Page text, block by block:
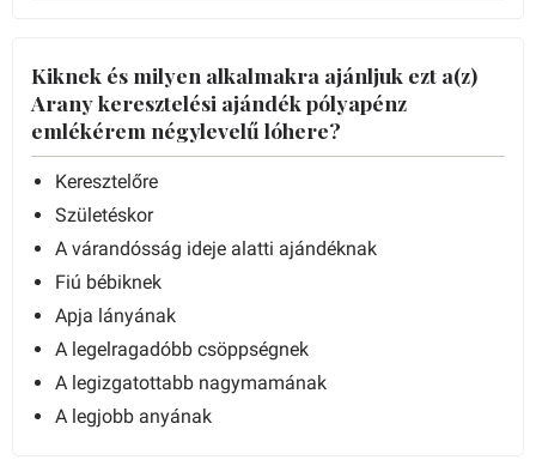
Kiknek és milyen alkalmakra ajánljuk ezt a(z)
Arany keresztelési ajándék pólyapénz
emlékérem négylevelű lóhere?
Keresztelőre
Születéskor
A várandósság ideje alatti ajándéknak
Fiú bébiknek
Apja lányának
A legelragadóbb csöppségnek
A legizgatottabb nagymamának
A legjobb anyának